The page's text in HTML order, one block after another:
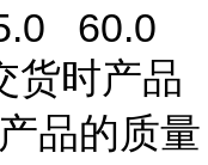
60.0
货时产品
品的质量